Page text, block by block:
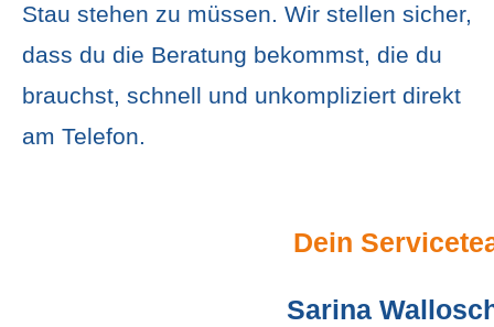
Stau stehen zu müssen. Wir stellen sicher,
dass du die Beratung bekommst, die du
brauchst, schnell und unkompliziert direkt
am Telefon.
Dein
Sarina